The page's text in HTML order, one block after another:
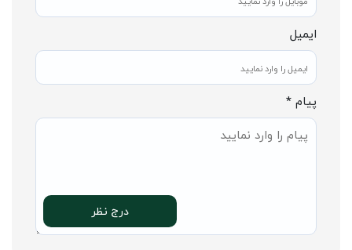
ایمیل
پیام *
درج نظر